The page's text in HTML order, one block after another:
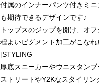
付属のインナーパンツ付きミ
も期待できるデザインです♪
トップスのジップを開け、オ
程よいピグメント加工がこなれ
[STYLING]
厚底スニーカーやウエスタンブ
ストリートやY2Kなスタイリン